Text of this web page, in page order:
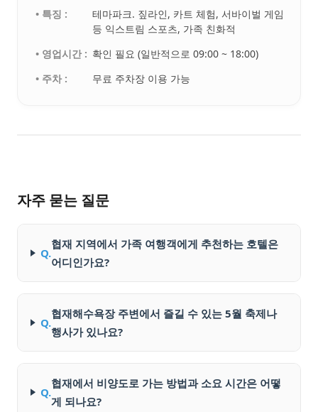
• 특징 :
테마파크. 짚라인, 카트 체험, 서바이벌 게임
등 익스트림 스포츠, 가족 친화적
• 영업시간 : 확인 필요 (일반적으로 09:00 ~ 18:00)
• 주차 :
무료 주차장 이용 가능
자주 묻는 질문
Q.
협재 지역에서 가족 여행객에게 추천하는 호텔은
어디인가요?
Q.
협재해수욕장 주변에서 즐길 수 있는 5월 축제나
행사가 있나요?
Q.
협재에서 비양도로 가는 방법과 소요 시간은 어떻
게 되나요?